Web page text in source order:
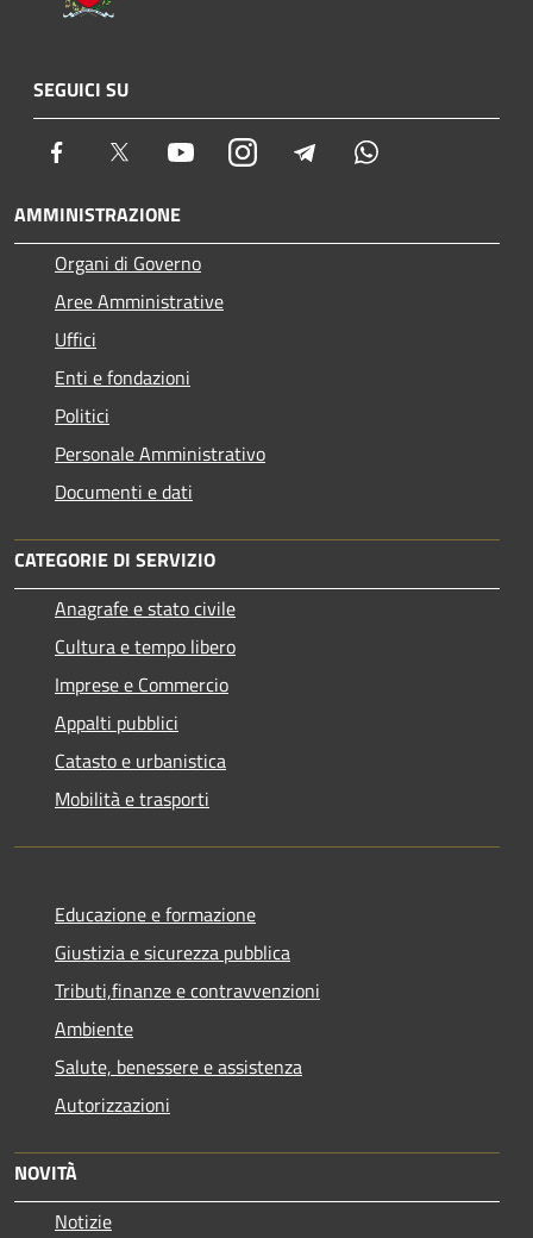
SEGUICI SU
Facebook Twitter YoutubeInstagram Telegram
AMMINISTRAZIONE
Organi di Governo
Aree Amministrative
Uffici
Enti e fondazioni
Politici
Personale Amministrativo
Documenti e dati
CATEGORIE DI SERVIZIO
Anagrafe e stato civile
Cultura e tempo libero
Imprese e Commercio
Appalti pubblici
Catasto e urbanistica
Mobilità e trasporti
Educazione e formazione
Giustizia e sicurezza pubblica
Tributi,finanze e contravvenzioni
Ambiente
Salute, benessere e assistenza
Autorizzazioni
NOVITÀ
Notizie